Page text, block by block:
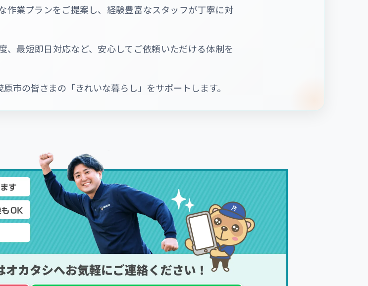
作業プランをご提案し、経験豊富なスタッフが丁寧に対
、最短即日対応など、安心してご依頼いただける体制を
市の皆さまの「きれいな暮らし」をサポートします。